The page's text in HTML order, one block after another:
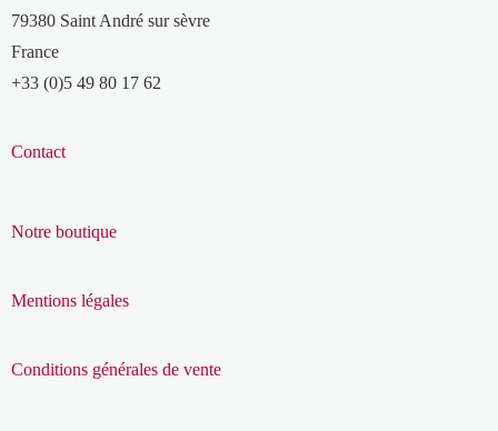
79380 Saint André sur sèvre
France
+33 (0)5 49 80 17 62
Contact
Notre boutique
Mentions légales
Conditions générales de vente